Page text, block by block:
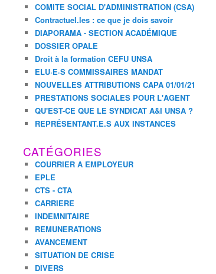
COMITE SOCIAL D'ADMINISTRATION (CSA)
Contractuel.les : ce que je dois savoir
DIAPORAMA - SECTION ACADÉMIQUE
DOSSIER OPALE
Droit à la formation CEFU UNSA
ELU·E·S COMMISSAIRES MANDAT
NOUVELLES ATTRIBUTIONS CAPA 01/01/21
PRESTATIONS SOCIALES POUR L'AGENT
QU'EST-CE QUE LE SYNDICAT A&I UNSA ?
REPRÉSENTANT.E.S AUX INSTANCES
CATÉGORIES
COURRIER A EMPLOYEUR
EPLE
CTS - CTA
CARRIERE
INDEMNITAIRE
REMUNERATIONS
AVANCEMENT
SITUATION DE CRISE
DIVERS